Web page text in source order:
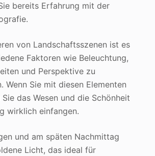
bereits Erfahrung mit der
von Landschaftsszenen ist es
Faktoren wie Beleuchtung,
und Perspektive zu
Wenn Sie mit diesen Elementen
das Wesen und die Schönheit
wirklich einfangen.
und am späten Nachmittag
Licht, das ideal für